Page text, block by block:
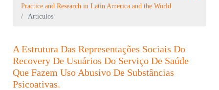
Practice and Research in Latin America and the World
Artículos
A Estrutura Das Representações Sociais Do
Recovery De Usuários Do Serviço De Saúde
Que Fazem Uso Abusivo De Substâncias
Psicoativas.